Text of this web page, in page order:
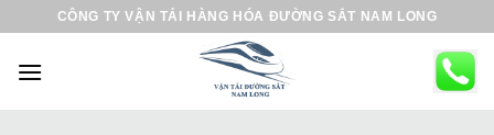
CÔNG TY VẬN TẢI HÀNG HÓA ĐƯỜNG SẮT NAM LONG